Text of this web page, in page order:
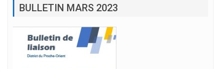
BULLETIN MARS 2023